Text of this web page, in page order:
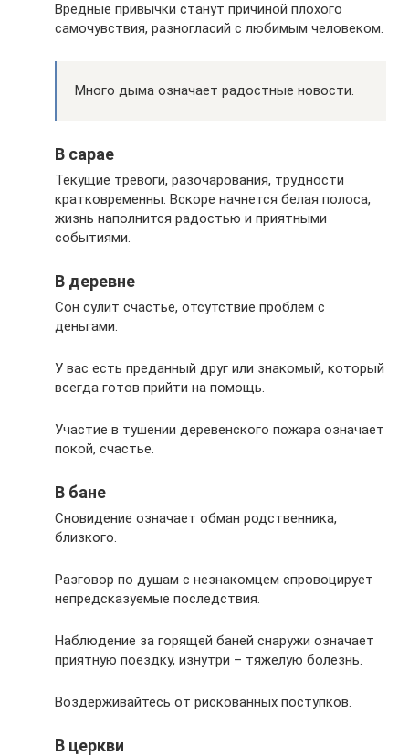
Вредные привычки станут причиной плохого
самочувствия, разногласий с любимым человеком.
Много дыма означает радостные новости.
В сарае
Текущие тревоги, разочарования, трудности
кратковременны. Вскоре начнется белая полоса,
жизнь наполнится радостью и приятными
событиями.
В деревне
Сон сулит счастье, отсутствие проблем с
деньгами.
У вас есть преданный друг или знакомый, который
всегда готов прийти на помощь.
Участие в тушении деревенского пожара означает
покой, счастье.
В бане
Сновидение означает обман родственника,
близкого.
Разговор по душам с незнакомцем спровоцирует
непредсказуемые последствия.
Наблюдение за горящей баней снаружи означает
приятную поездку, изнутри – тяжелую болезнь.
Воздерживайтесь от рискованных поступков.
В церкви